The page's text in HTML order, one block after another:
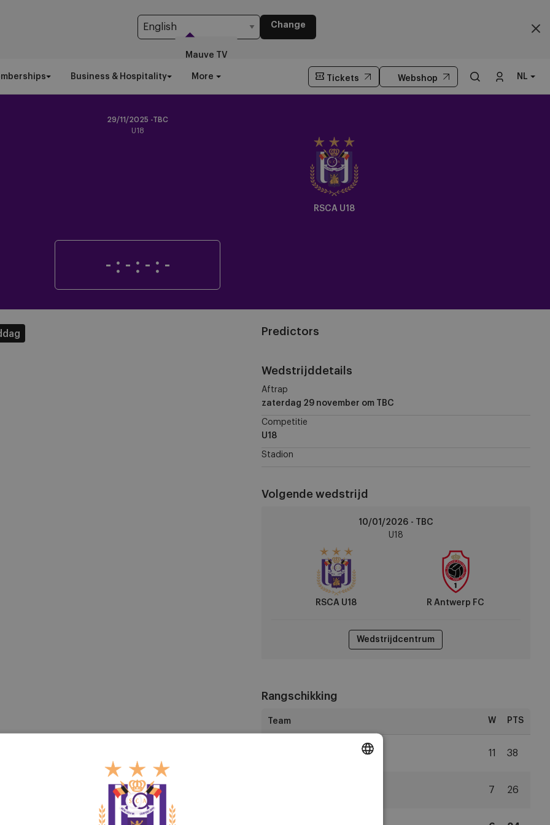
Change
Business & Hospitality More
Mauve TV
Tickets Webshop NL
29/11/2025 -TBC
U18
Crest
Dark
RSCA U18
- : - : - : -
Predictors
Wedstrijddetails
Aftrap
zaterdag 29 november om TBC
Competitie
U18
Stadion
Volgende wedstrijd
10/01/2026 - TBC
U18
RSCA U18 R Antwerp FC
Wedstrijdcentrum
Rangschikking
W PTS
Club Brugge 11 38
7 26